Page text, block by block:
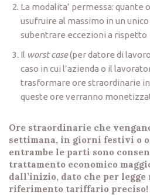
La modalita’ permessa: quante
usufruire al massimo in un
subentrare eccezioni a rispetto
Il worst case(per datore di
caso in cui l’azienda o il
trasformare ore straordinarie
queste ore verranno
Ore straordinarie che
settimana, in giorni festivi o
entrambe le parti sono
trattamento economico
dall’inizio, dato che per legge
riferimento tariffario preciso!